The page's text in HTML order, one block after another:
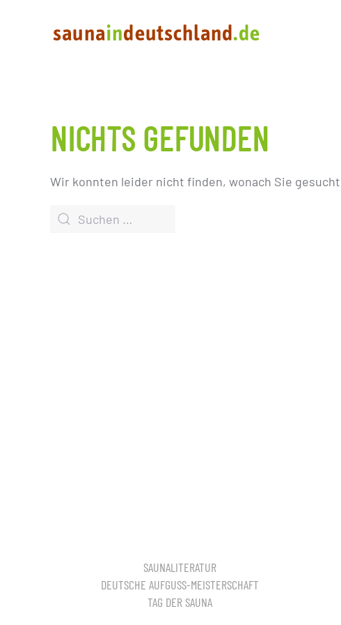
NICHTS GEFUNDEN
Wir konnten leider nicht finden, wonach Sie
SAUNALITERATUR
DEUTSCHE AUFGUSS-MEISTERSCHAFT
TAG DER SAUNA